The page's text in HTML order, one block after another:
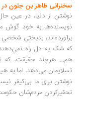
سخنرانی طاهر بن جلون در
نوشتن از دنیا، در عین
نویسنده‌ها به خود گوش
برآورده‌اند، بدبختیِ
که شک به دل راه
هم... هرچند حقیقت، که
تسلایمان می‌دهد، اما به
نوشتن برای ما بی‌کیفر
تحقیرکردنِ مردم‌شان